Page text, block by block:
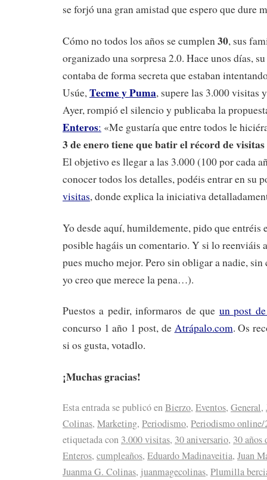
se forjó una gran amistad que espero que dure
Cómo no todos los años se cumplen30, sus
organizado una sorpresa 2.0. Hace unos días,
contaba de forma secreta que estaban
Usúe,Tecme y Puma, supere las 3.000 visitas
Ayer, rompió el silencio y publicaba la
Enteros: «Me gustaría que entre todos le
3 de enero tiene que batir el récord de
El objetivo es llegar a las 3.000 (100 por cada
conocer todos los detalles, podéis entrar en su
visitas, donde explica la iniciativa
Yo desde aquí, humildemente, pido que entréis
posible hagáis un comentario. Y si lo reenviáis
pues mucho mejor. Pero sin obligar a nadie,
yo creo que merece la pena…).
Puestos a pedir, informaros de que un post
concurso 1 año 1 post, de Atrápalo.com. Os
si os gusta, votadlo.
¡Muchas gracias!
Esta entrada se publicó enBierzo, Eventos, General,
Colinas, Marketing, Periodismo, Periodismo online/
etiquetada con 3.000 visitas, 30 aniversario, 30 años
Enteros, cumpleaños, Eduardo Madinaveitia, Juan
Juanma G. Colinas, juanmagecolinas, Plumilla